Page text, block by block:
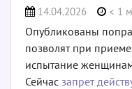
14.04.2026 < 1
Опубликованы
позволят при приеме
испытание
Сейчас запрет